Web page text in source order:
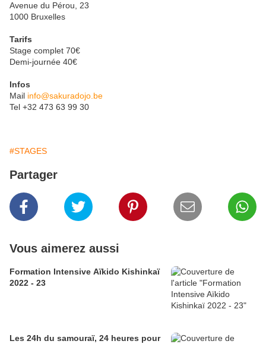
Avenue du Pérou, 23
1000 Bruxelles
Tarifs
Stage complet 70€
Demi-journée 40€
Infos
Mail info@sakuradojo.be
Tel +32 473 63 99 30
#STAGES
Partager
Vous aimerez aussi
Formation Intensive Aïkido Kishinkaï
2022 - 23
Les 24h du samouraï, 24 heures pour